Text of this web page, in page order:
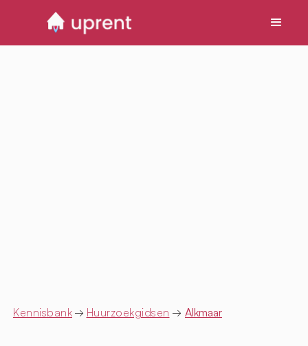
Kennisbank → Huurzoekgidsen → Alkmaar